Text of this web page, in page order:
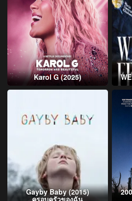
Karol G (2025)
Gayby Baby (2015)